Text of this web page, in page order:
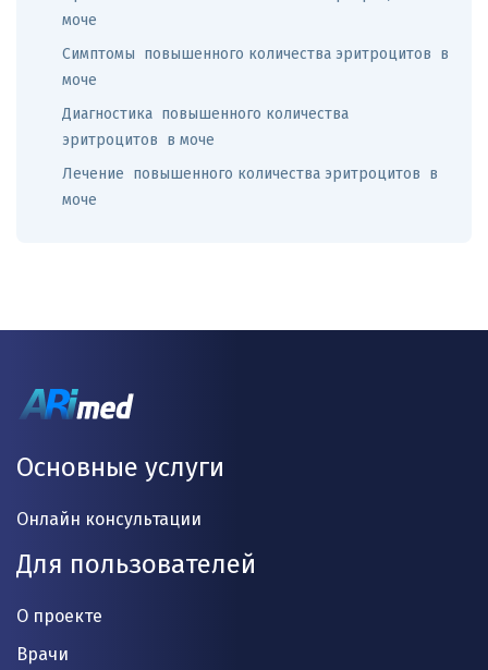
моче
Симптомы повышенного количества эритроцитов в
моче
Диагностика повышенного количества
эритроцитов в моче
Лечение повышенного количества эритроцитов в
моче
Основные услуги
Онлайн консультации
Для пользователей
О проекте
Врачи